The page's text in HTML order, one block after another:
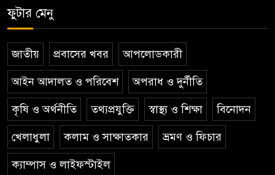
ফুটার মেনু
জাতীয় প্রবাসের খবর আপলোডকারী
আইন আদালত ও পরিবেশ অপরাধ ও দুর্নীতি
কৃষি ও অর্থনীতি তথ্যপ্রযুক্তি স্বাস্থ্য ও শিক্ষা বিনোদন
খেলাধুলা কলাম ও সাক্ষাতকার ভ্রমণ ও ফিচার
ক্যাম্পাস ও লাইফস্টাইল